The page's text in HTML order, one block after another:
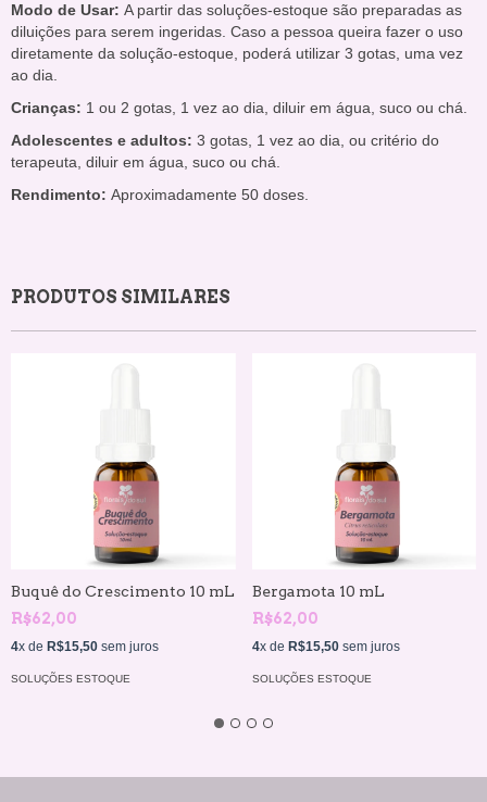
Modo de Usar: A partir das soluções-estoque são preparadas as
diluições para serem ingeridas. Caso a pessoa queira fazer o uso
diretamente da solução-estoque, poderá utilizar 3 gotas, uma vez
ao dia.
Crianças: 1 ou 2 gotas, 1 vez ao dia, diluir em água, suco ou chá.
Adolescentes e adultos: 3 gotas, 1 vez ao dia, ou critério do
terapeuta, diluir em água, suco ou chá.
Rendimento: Aproximadamente 50 doses.
PRODUTOS SIMILARES
Buquê do Crescimento 10 mL
R$62,00
4x de R$15,50 sem juros
SOLUÇÕES ESTOQUE
Bergamota 10 mL
R$62,00
4x de R$15,50sem juros
SOLUÇÕES ESTOQUE